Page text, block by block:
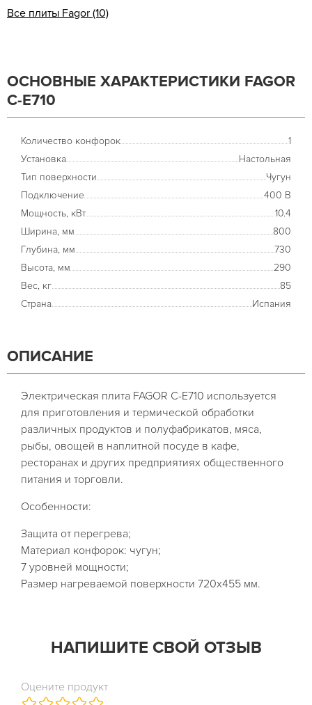
Все плиты Fagor (10)
ОСНОВНЫЕ ХАРАКТЕРИСТИКИ FAGOR
C-E710
Количество конфорок
1
Установка
Настольная
Тип поверхности
Чугун
Подключение
400 В
Мощность, кВт
10.4
Ширина, мм
800
Глубина, мм
730
Высота, мм
290
Вес, кг
85
Страна
Испания
ОПИСАНИЕ
Электрическая плита FAGOR C-E710 используется
для приготовления и термической обработки
различных продуктов и полуфабрикатов, мяса,
рыбы, овощей в наплитной посуде в кафе,
ресторанах и других предприятиях общественного
питания и торговли.
Особенности:
Защита от перегрева;
Материал конфорок: чугун;
7 уровней мощности;
Размер нагреваемой поверхности 720х455 мм.
НАПИШИТЕ СВОЙ ОТЗЫВ
Оцените продукт